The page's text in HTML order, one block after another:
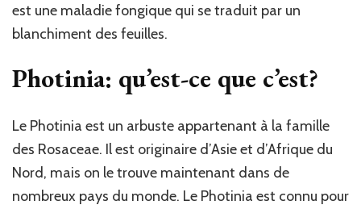
est une maladie fongique qui se traduit par un
blanchiment des feuilles.
Photinia: qu’est-ce que c’est?
Le Photinia est un arbuste appartenant à la famille
des Rosaceae. Il est originaire d’Asie et d’Afrique du
Nord, mais on le trouve maintenant dans de
nombreux pays du monde. Le Photinia est connu pour